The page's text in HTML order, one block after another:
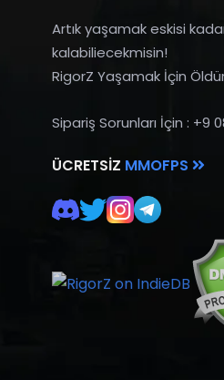
Artık yaşamak eskisi
kalabiliecekmisin!
RigorZ Yaşamak İçin
Sipariş Sorunları İçin : +9
ÜCRETSIZ MMOFPS